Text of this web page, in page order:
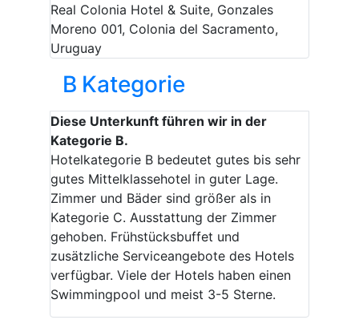
Real Colonia Hotel & Suite, Gonzales
Moreno 001, Colonia del Sacramento,
Uruguay
B Kategorie
Diese Unterkunft führen wir in der
Kategorie B.
Hotelkategorie B bedeutet gutes bis sehr
gutes Mittelklassehotel in guter Lage.
Zimmer und Bäder sind größer als in
Kategorie C. Ausstattung der Zimmer
gehoben. Frühstücksbuffet und
zusätzliche Serviceangebote des Hotels
verfügbar. Viele der Hotels haben einen
Swimmingpool und meist 3-5 Sterne.